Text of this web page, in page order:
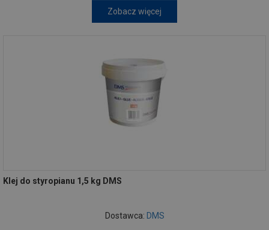
Zobacz więcej
Klej do styropianu 1,5 kg DMS
Dostawca: DMS